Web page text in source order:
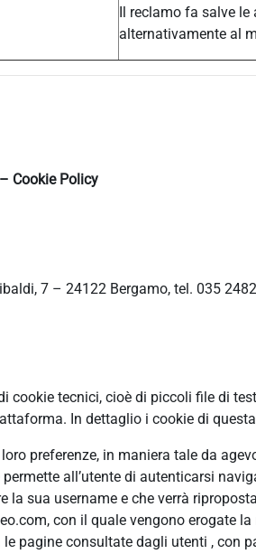
Il reclamo fa salve
alternativamente al
Cookie Policy
7 – 24122 Bergamo, tel. 035
tecnici, cioè di piccoli file di
In dettaglio i cookie di
preferenze, in maniera tale da
permette all’utente di autenticarsi
la sua username e che verrà
con il quale vengono erogate
pagine consultate dagli utenti , con